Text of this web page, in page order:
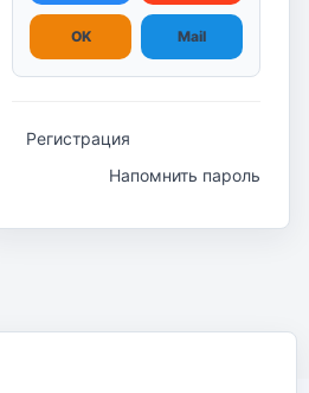
OK Mail
Регистрация
Напомнить пароль